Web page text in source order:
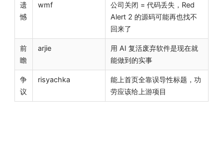
遗
憾
wmf
公司关闭 = 代码丢失，Red
Alert 2 的源码可能再也找不
回来了
前
瞻
arjie
用 AI 复活废弃软件是现在就
能做到的实事
争
议
risyachka
能上首页全靠误导性标题，功
劳应该给上游项目